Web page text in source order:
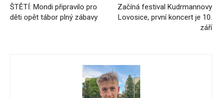
ŠTĚTÍ: Mondi připravilo pro
děti opět tábor plný zábavy
Začíná festival Kudrmannovy
Lovosice, první koncert je 10.
září